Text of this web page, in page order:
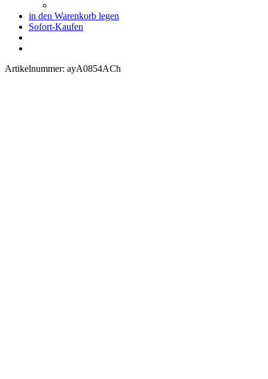
in den Warenkorb legen
Sofort-Kaufen
Artikelnummer: ayA0854ACh